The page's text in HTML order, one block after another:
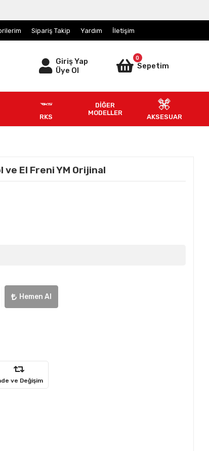
Sipariş Takip Yardım İletişim
Giriş Yap
Üye Ol
0
Sepetim
RKS
DİĞER
MODELLER
AKSESUAR
ve El Freni YM Orijinal
Hemen Al
ve Değişim